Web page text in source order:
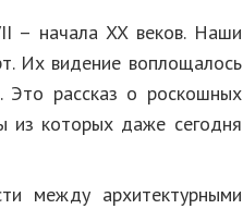
– начала XX веков. Наши
Их видение воплощалось
Это рассказ о роскошных
из которых даже сегодня
между архитектурными